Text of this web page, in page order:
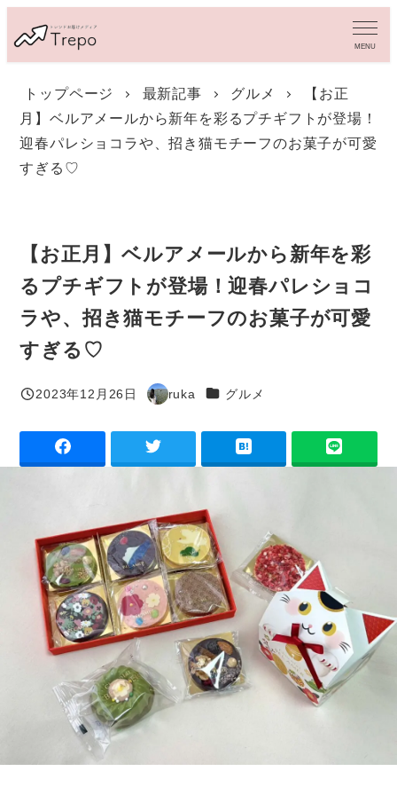
イ
MENU
トップページ 最新記事 グルメ
【お正
月】ベルアメールから新年を彩るプチギフトが登場！
迎春パレショコラや、招き猫モチーフのお菓子が可愛
すぎる♡
【お正月】ベルアメールから新年を彩
るプチギフトが登場！迎春パレショコ
ラや、招き猫モチーフのお菓子が可愛
すぎる♡
投稿日
2023年12月26日
著
ruka カテゴリー
グルメ